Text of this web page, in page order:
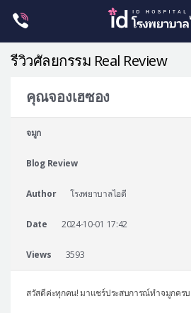
ศัลยกรรม โครงหน้า
ศัลยกรรมผู้ชาย
รีวิวศัลยกรรม Real Review
คุณจองเฮซอง
จมูก
Blog Review
Author โรงพยาบาลไอดี
Date 2024-10-01 17:42
Views 3593
สวัสดีค่ะทุกคน! มาแชร์ประสบการณ์ทำจมูกคร